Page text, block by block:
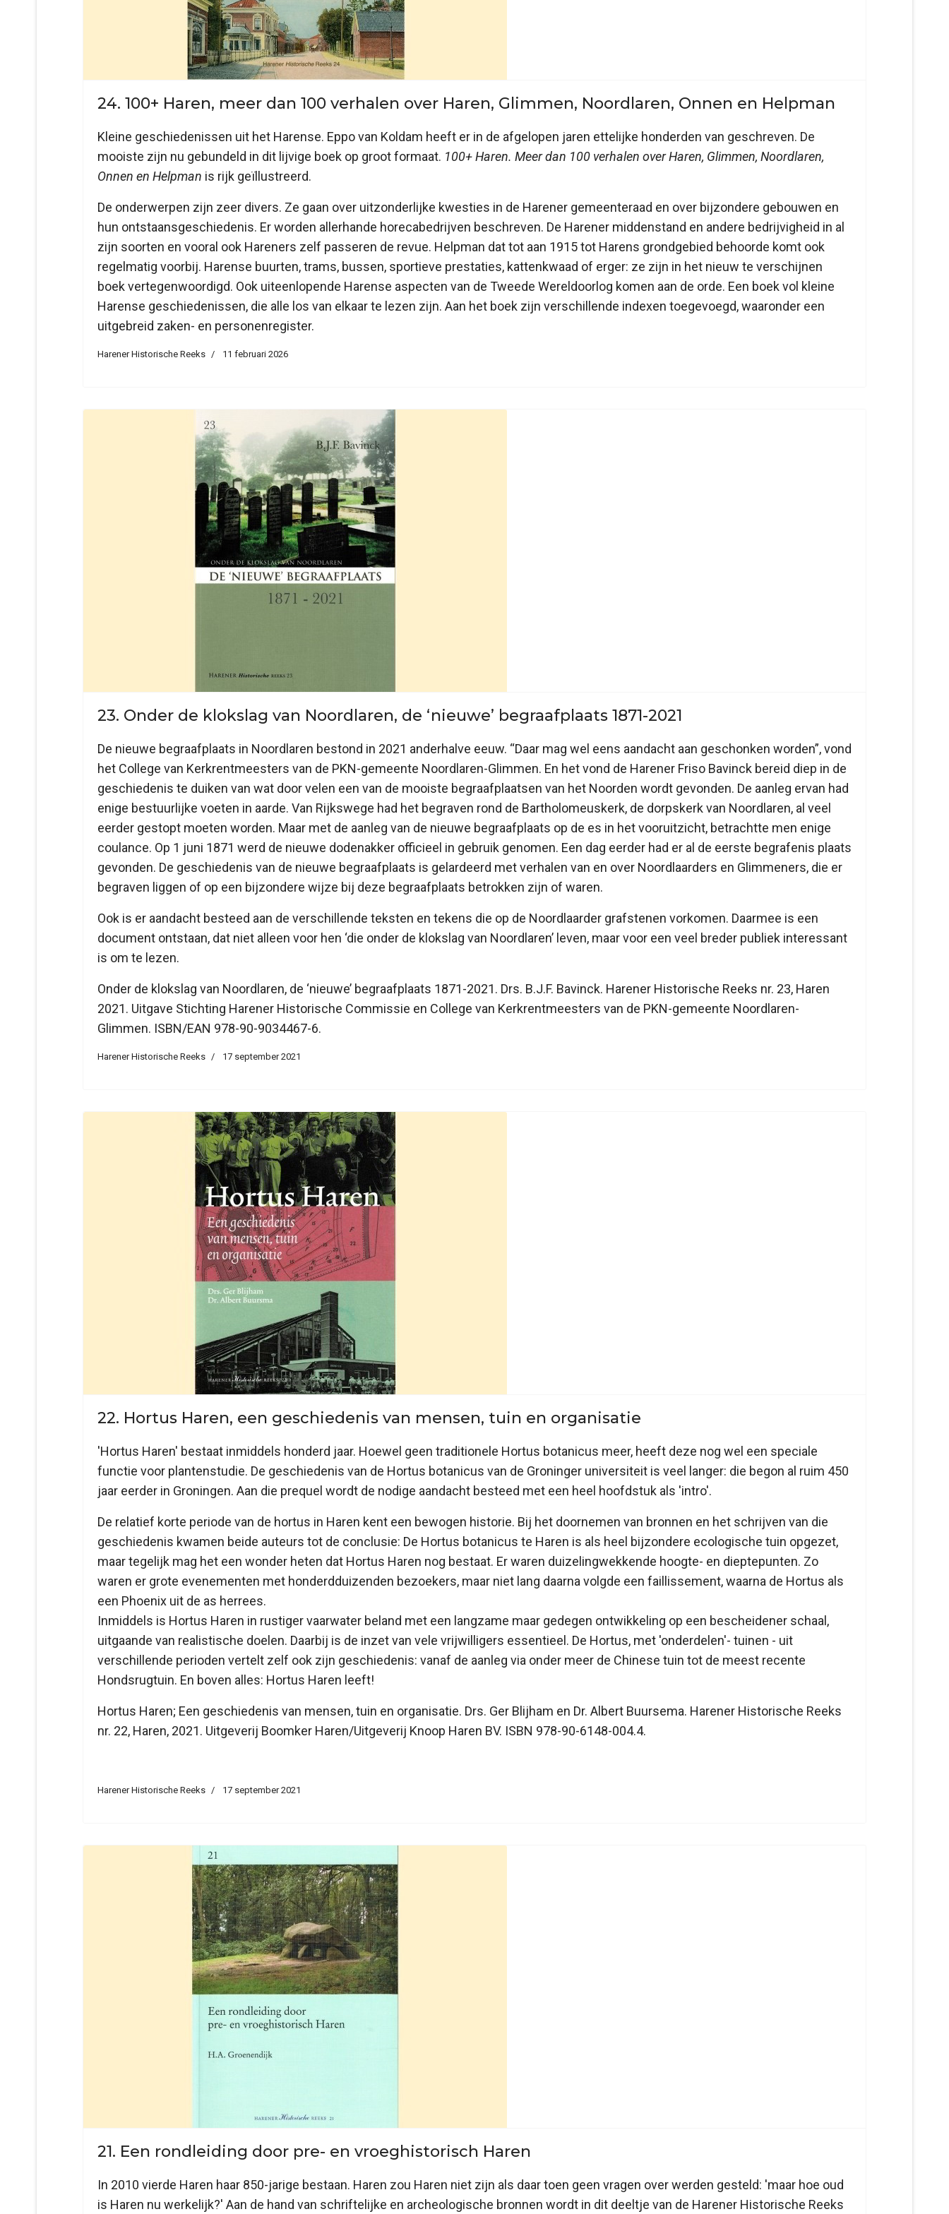
24. 100+ Haren, meer dan 100 verhalen over Haren, Glimmen, Noordlaren, Onnen en Helpman
Kleine geschiedenissen uit het Harense. Eppo van Koldam heeft er in de afgelopen jaren ettelijke honderden van geschreven. De
mooiste zijn nu gebundeld in dit lijvige boek op groot formaat. 100+ Haren. Meer dan 100 verhalen over Haren, Glimmen, Noordlaren,
Onnen en Helpman is rijk geïllustreerd.
De onderwerpen zijn zeer divers. Ze gaan over uitzonderlijke kwesties in de Harener gemeenteraad en over bijzondere gebouwen en
hun ontstaansgeschiedenis. Er worden allerhande horecabedrijven beschreven. De Harener middenstand en andere bedrijvigheid in al
zijn soorten en vooral ook Hareners zelf passeren de revue. Helpman dat tot aan 1915 tot Harens grondgebied behoorde komt ook
regelmatig voorbij. Harense buurten, trams, bussen, sportieve prestaties, kattenkwaad of erger: ze zijn in het nieuw te verschijnen
boek vertegenwoordigd. Ook uiteenlopende Harense aspecten van de Tweede Wereldoorlog komen aan de orde. Een boek vol kleine
Harense geschiedenissen, die alle los van elkaar te lezen zijn. Aan het boek zijn verschillende indexen toegevoegd, waaronder een
uitgebreid zaken- en personenregister.
Harener Historische Reeks 11 februari 2026
23. Onder de klokslag van Noordlaren, de ‘nieuwe’ begraafplaats 1871-2021
De nieuwe begraafplaats in Noordlaren bestond in 2021 anderhalve eeuw. “Daar mag wel eens aandacht aan geschonken worden”, vond
het College van Kerkrentmeesters van de PKN-gemeente Noordlaren-Glimmen. En het vond de Harener Friso Bavinck bereid diep in de
geschiedenis te duiken van wat door velen een van de mooiste begraafplaatsen van het Noorden wordt gevonden. De aanleg ervan had
enige bestuurlijke voeten in aarde. Van Rijkswege had het begraven rond de Bartholomeuskerk, de dorpskerk van Noordlaren, al veel
eerder gestopt moeten worden. Maar met de aanleg van de nieuwe begraafplaats op de es in het vooruitzicht, betrachtte men enige
coulance. Op 1 juni 1871 werd de nieuwe dodenakker officieel in gebruik genomen. Een dag eerder had er al de eerste begrafenis plaats
gevonden. De geschiedenis van de nieuwe begraafplaats is gelardeerd met verhalen van en over Noordlaarders en Glimmeners, die er
begraven liggen of op een bijzondere wijze bij deze begraafplaats betrokken zijn of waren.
Ook is er aandacht besteed aan de verschillende teksten en tekens die op de Noordlaarder grafstenen vorkomen. Daarmee is een
document ontstaan, dat niet alleen voor hen ‘die onder de klokslag van Noordlaren’ leven, maar voor een veel breder publiek interessant
is om te lezen.
Onder de klokslag van Noordlaren, de ‘nieuwe’ begraafplaats 1871-2021. Drs. B.J.F. Bavinck. Harener Historische Reeks nr. 23, Haren
2021. Uitgave Stichting Harener Historische Commissie en College van Kerkrentmeesters van de PKN-gemeente Noordlaren-
Glimmen. ISBN/EAN 978-90-9034467-6.
Harener Historische Reeks 17 september 2021
22. Hortus Haren, een geschiedenis van mensen, tuin en organisatie
'Hortus Haren' bestaat inmiddels honderd jaar. Hoewel geen traditionele Hortus botanicus meer, heeft deze nog wel een speciale
functie voor plantenstudie. De geschiedenis van de Hortus botanicus van de Groninger universiteit is veel langer: die begon al ruim 450
jaar eerder in Groningen. Aan die prequel wordt de nodige aandacht besteed met een heel hoofdstuk als 'intro'.
De relatief korte periode van de hortus in Haren kent een bewogen historie. Bij het doornemen van bronnen en het schrijven van die
geschiedenis kwamen beide auteurs tot de conclusie: De Hortus botanicus te Haren is als heel bijzondere ecologische tuin opgezet,
maar tegelijk mag het een wonder heten dat Hortus Haren nog bestaat. Er waren duizelingwekkende hoogte- en dieptepunten. Zo
waren er grote evenementen met honderdduizenden bezoekers, maar niet lang daarna volgde een faillissement, waarna de Hortus als
een Phoenix uit de as herrees.
Inmiddels is Hortus Haren in rustiger vaarwater beland met een langzame maar gedegen ontwikkeling op een bescheidener schaal,
uitgaande van realistische doelen. Daarbij is de inzet van vele vrijwilligers essentieel. De Hortus, met 'onderdelen'- tuinen - uit
verschillende perioden vertelt zelf ook zijn geschiedenis: vanaf de aanleg via onder meer de Chinese tuin tot de meest recente
Hondsrugtuin. En boven alles: Hortus Haren leeft!
Hortus Haren; Een geschiedenis van mensen, tuin en organisatie. Drs. Ger Blijham en Dr. Albert Buursema. Harener Historische Reeks
nr. 22, Haren, 2021. Uitgeverij Boomker Haren/Uitgeverij Knoop Haren BV. ISBN 978-90-6148-004.4.
Harener Historische Reeks 17 september 2021
21. Een rondleiding door pre- en vroeghistorisch Haren
In 2010 vierde Haren haar 850-jarige bestaan. Haren zou Haren niet zijn als daar toen geen vragen over werden gesteld: 'maar hoe oud
is Haren nu werkelijk?' Aan de hand van schriftelijke en archeologische bronnen wordt in dit deeltje van de Harener Historische Reeks